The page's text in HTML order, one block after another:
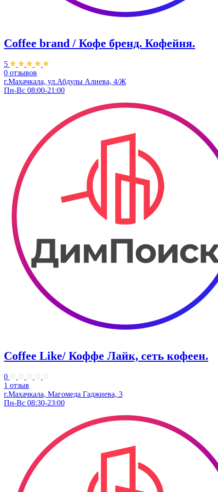
Coffee brand / Кофе бренд. Кофейня.
5
0 отзывов
г.Махачкала, ​ул.Абдулы Алиева, 4/Ж
Пн-Вс 08:00-21:00
Coffee Like/ Коффе Лайк, сеть кофеен.
0
1 отзыв
г.Махачкала, Магомеда Гаджиева, 3
Пн-Вс 08:30-23:00